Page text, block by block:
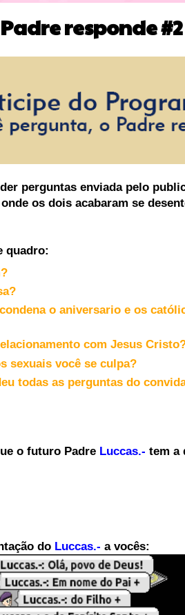
responde #2
perguntas enviada pelo
onde os dois acabaram se
quadro:
o aniversario e os
com Jesus
sexuais você se culpa?
todas as perguntas do
o futuro Padre Luccas.- tem a
do Luccas.- a vocês: